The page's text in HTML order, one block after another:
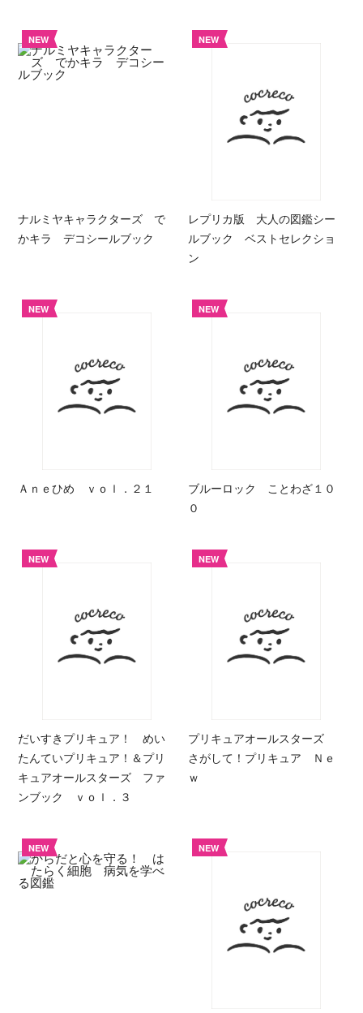
NEW
ナルミヤキャラクターズ で
かキラ デコシールブック
NEW
レプリカ版 大人の図鑑シー
ルブック ベストセレクショ
ン
NEW
Ａｎｅひめ ｖｏｌ．２１
NEW
ブルーロック ことわざ１０
０
NEW
だいすきプリキュア！ めい
たんていプリキュア！＆プリ
キュアオールスターズ ファ
ンブック ｖｏｌ．３
NEW
プリキュアオールスターズ
さがして！プリキュア Ｎｅ
ｗ
NEW NEW